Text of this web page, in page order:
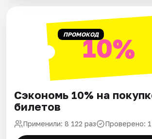
ПРОМОКОД10%
Сэкономь 10% на
билетов
Применили: 8 122 раз Проверено: